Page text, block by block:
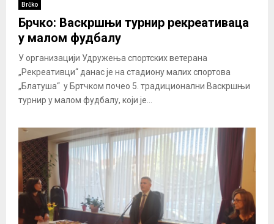
Brčko
Брчко: Васкршњи турнир рекреативаца
у малом фудбалу
У организацији Удружења спортских ветерана
„Рекреативци“ данас је на стадиону малих спортова
„Блатуша“ у Бртчком почео 5. традиционални Васкршњи
турнир у малом фудбалу, који је...